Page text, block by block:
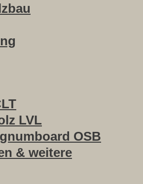
LVL
OSB
& weitere